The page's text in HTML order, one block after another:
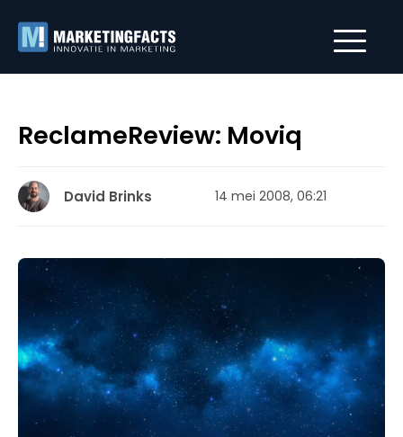
ReclameReview: Moviq
David Brinks 14 mei 2008, 06:21